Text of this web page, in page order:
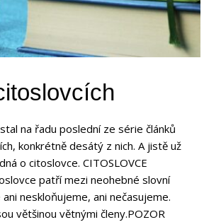
na řadu poslední ze série článků
konkrétně desátý z nich. A jistě už
o citoslovce. CITOSLOVCE
patří mezi neohebné slovní
neskloňujeme, ani nečasujeme.
většinou větnými členy.POZOR